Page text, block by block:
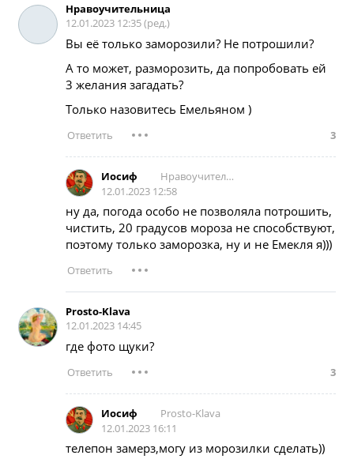
Нравоучительница
12.01.2023 12:35 (ред.)
Вы её только заморозили? Не потрошили?
А то может, разморозить, да попробовать ей
3 желания загадать?
Только назовитесь Емельяном )
3
Иoсиф
Нравоучительница
12.01.2023 12:58
ну да, погода особо не позволяла потрошить,
чистить, 20 градусов мороза не способствуют,
поэтому только заморозка, ну и не Емекля я)))
Prosto-Klava
12.01.2023 14:45
где фото щуки?
3
Иoсиф
Prosto-Klava
12.01.2023 16:11
телепон замерз,могу из морозилки сделать))